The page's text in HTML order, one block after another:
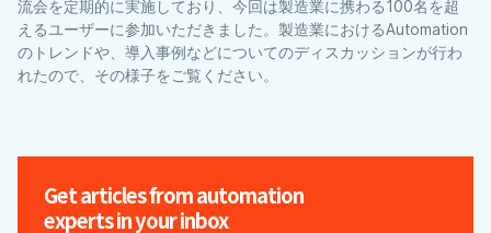
流会を定期的に実施しており、今回は製造業に携わる100名を超
えるユーザーに参加いただきました。製造業におけるAutomation
のトレンドや、導入事例などについてのディスカッションが行わ
れたので、その様子をご覧ください。
Get articles from automation
experts in your inbox